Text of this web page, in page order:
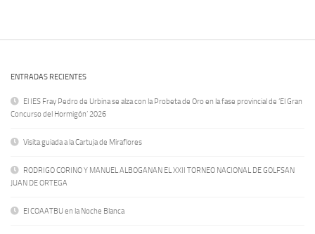
ENTRADAS RECIENTES
El IES Fray Pedro de Urbina se alza con la Probeta de Oro en la fase provincial de ‘El Gran
Concurso del Hormigón’ 2026
Visita guiada a la Cartuja de Miraflores
RODRIGO CORINO Y MANUEL ALBOGANAN EL XXII TORNEO NACIONAL DE GOLFSAN
JUAN DE ORTEGA
El COAATBU en la Noche Blanca